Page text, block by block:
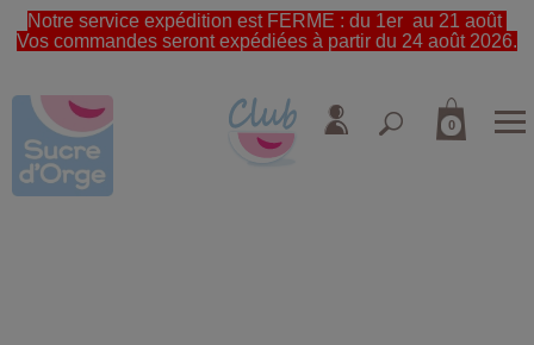
Notre service expédition est FERME : du 1er au 21 août
Vos commandes seront expédiées à partir du 24 août 2026.
0